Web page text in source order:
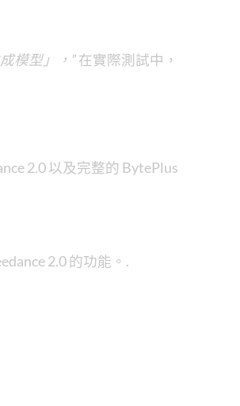
模型」，”在實際測試中，
2.0 以及完整的 BytePlus
2.0 的功能。.